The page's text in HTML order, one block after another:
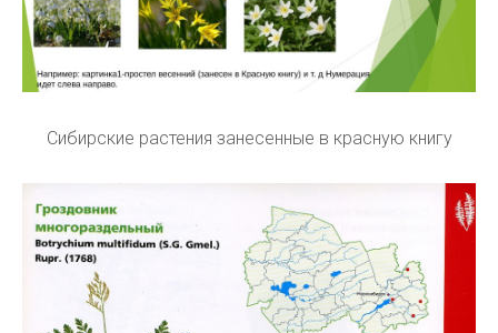
Сибирские растения занесенные в красную книгу